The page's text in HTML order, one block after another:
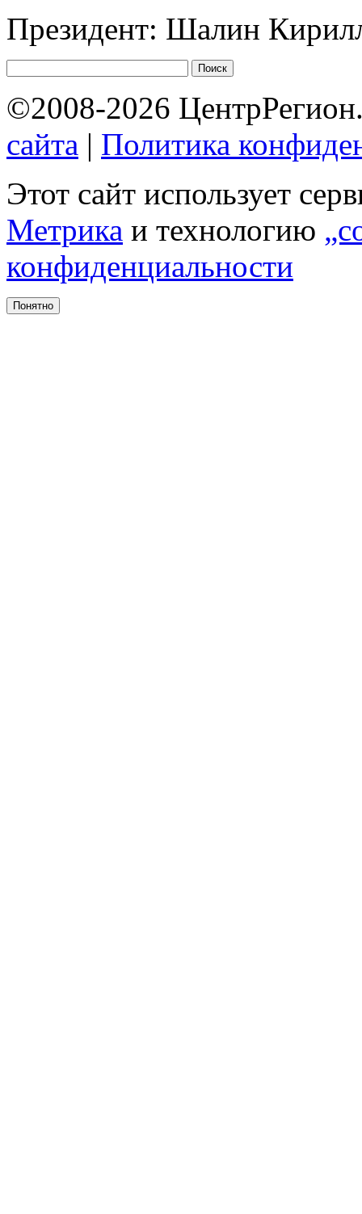
Президент: Шалин
©2008-2026
сайта | Политика
Этот сайт использует
Метрика и технологию
конфиденциальности
Понятно